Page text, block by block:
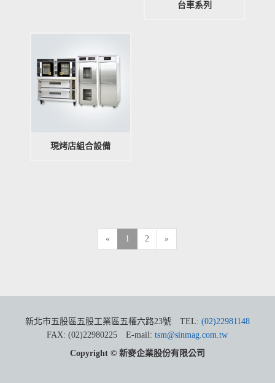
台車系列
現烤店組合設備
« 1 2 »
新北市五股區五股工業區五權六路23號 TEL: (02)22981148
FAX: (02)22980225
E-mail:tsm@sinmag.com.tw
Copyright © 新麥企業股份有限公司